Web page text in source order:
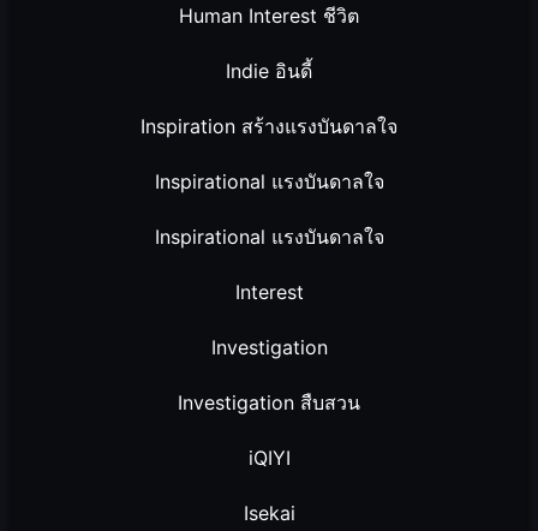
Human Interest ชีวิต
Indie อินดี้
Inspiration สร้างแรงบันดาลใจ
Inspirational แรงบันดาลใจ
Inspirational แรงบันดาลใจ
Interest
Investigation
Investigation สืบสวน
iQIYI
Isekai